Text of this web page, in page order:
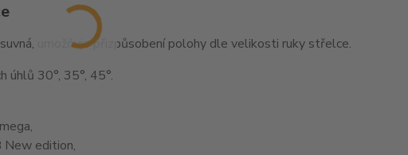
umožňuje přizpůsobení polohy dle velikosti ruky střelce.
úhlů 30°, 35°, 45°.
New edition,